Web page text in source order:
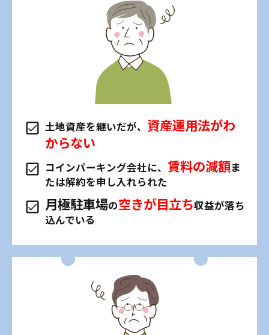
土地資産を継いだが、 資産運用法がわ
からない
コインパーキング会社に、 賃料の減額ま
たは解約を申し入れられた
月極駐車場の空きが目立ち収益が落ち
込んでいる